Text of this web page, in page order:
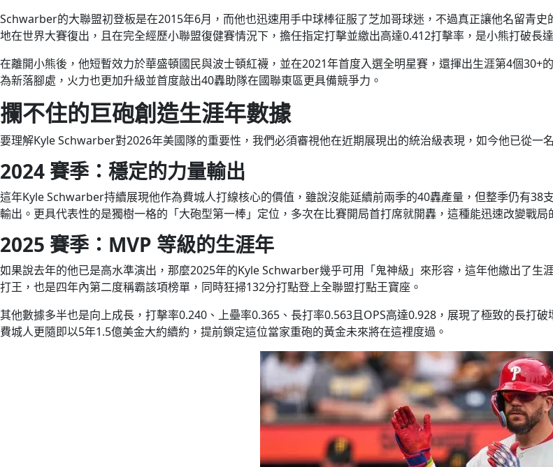
Schwarber的大聯盟初登板是在2015年6月，而他也迅速用手中球棒征服了芝加哥球迷，不過真正讓他名留青
地在世界大賽復出，且在完全經歷小聯盟復健賽情況下，擔任指定打擊並繳出高達0.412打擊率，是小熊打破長
在離開小熊後，他短暫效力於華盛頓國民與波士頓紅襪，並在2021年首度入選全明星賽，還揮出生涯第4個
為新落腳處，火力也更加升級並首度敲出40轟助隊在國聯東區更具備競爭力。
攔不住的巨砲創造生涯年數據
要理解Kyle Schwarber對2026年美國隊的重要性，我們必須審視他在近期展現出的統治級表現，如今他已從一
2024賽季：穩定的力量輸出
這年Kyle Schwarber持續展現他作為費城人打線核心的價值，雖說沒能延續前兩季的40轟產量，但整季仍有38
輸出。更具代表性的是獨樹一格的「大砲型第一棒」定位，多次在比賽開局首打席就開轟，這種能迅速改變戰
2025 賽季：MVP 等級的生涯年
如果說去年的他已是高水準演出，那麼2025年的Kyle Schwarber幾乎可用「鬼神級」來形容，這年他繳出了
打王，也是四年內第二度稱霸該項榜單，同時狂掃132分打點登上全聯盟打點王寶座。
其他數據多半也是向上成長，打擊率0.240、上壘率0.365、長打率0.563且OPS高達0.928，展現了極致的長打
費城人更隨即以5年1.5億美金大約續約，提前鎖定這位當家重砲的黃金未來將在這裡度過。